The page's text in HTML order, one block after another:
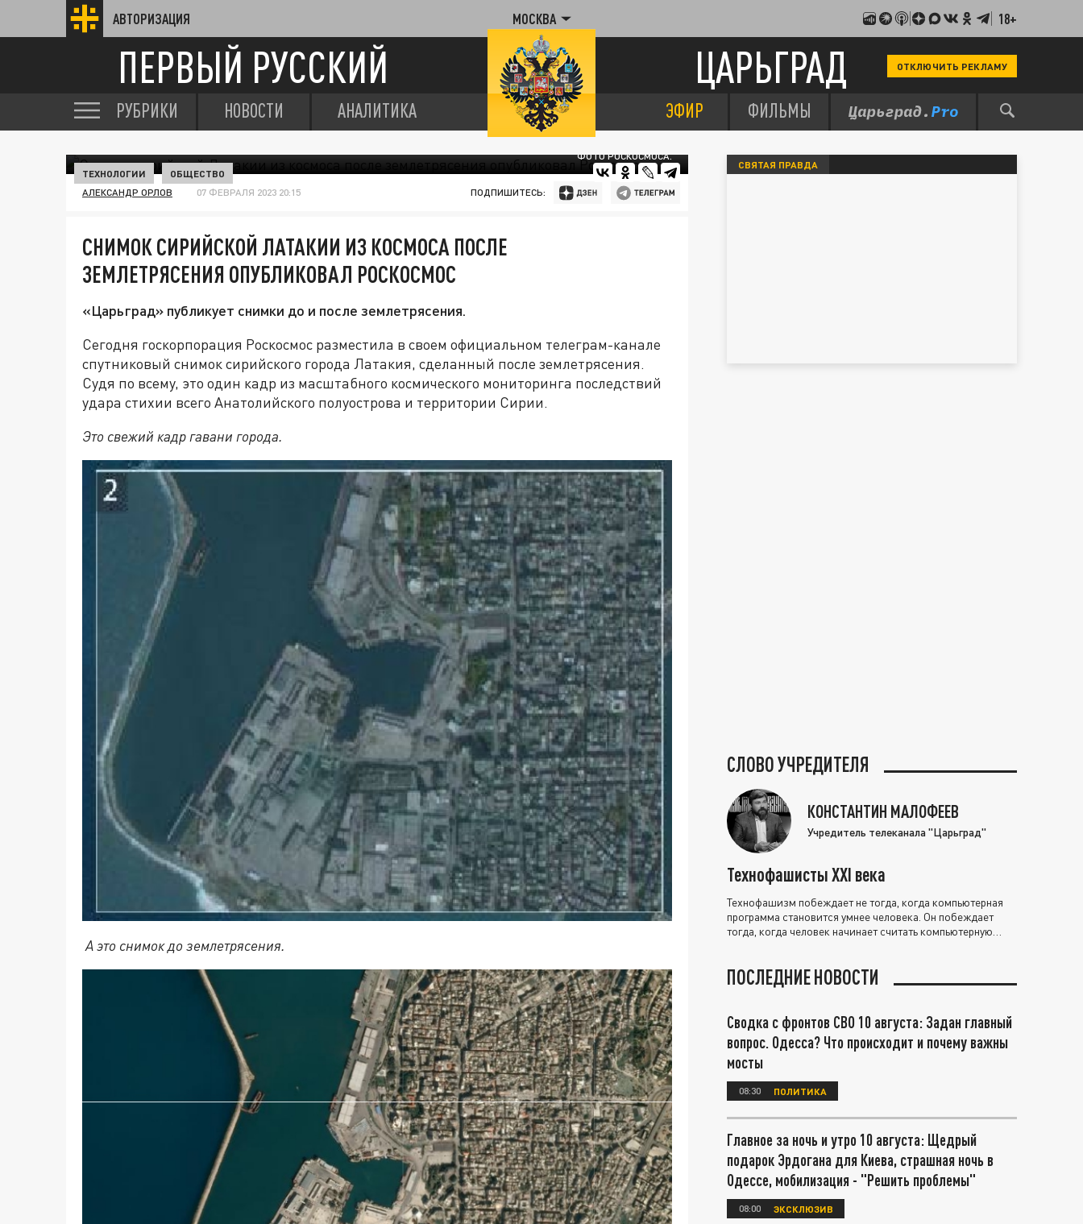
АВТОРИЗАЦИЯ МОСКВА 18+
ПЕРВЫЙ РУССКИЙ ЦАРЬГРАД ОТКЛЮЧИТЬ РЕКЛАМУ
РУБРИКИ НОВОСТИ АНАЛИТИКА ЭФИР ФИЛЬМЫ
ФОТО РОСКОСМОСА.
ТЕХНОЛОГИИ ОБЩЕСТВО
АЛЕКСАНДР ОРЛОВ 07 ФЕВРАЛЯ 2023 20:15 ПОДПИШИТЕСЬ:
СНИМОК СИРИЙСКОЙ ЛАТАКИИ ИЗ КОСМОСА ПОСЛЕ
ЗЕМЛЕТРЯСЕНИЯ ОПУБЛИКОВАЛ РОСКОСМОС
«Царьград» публикует снимки до и после землетрясения.
Сегодня госкорпорация Роскосмос разместила в своем официальном телеграм-канале
спутниковый снимок сирийского города Латакия, сделанный после землетрясения.
Судя по всему, это один кадр из масштабного космического мониторинга последствий
удара стихии всего Анатолийского полуострова и территории Сирии.
Это свежий кадр гавани города.
А это снимок до землетрясения.
СВЯТАЯ ПРАВДА
СЛОВО УЧРЕДИТЕЛЯ
КОНСТАНТИН МАЛОФЕЕВ
Учредитель телеканала "Царьград"
Технофашисты XXI века
Технофашизм побеждает не тогда, когда компьютерная
программа становится умнее человека. Он побеждает
тогда, когда человек начинает считать компьютерную
ПОСЛЕДНИЕ НОВОСТИ
Сводка с фронтов СВО 10 августа: Задан главный
вопрос. Одесса? Что происходит и почему важны
мосты
08:30 ПОЛИТИКА
Главное за ночь и утро 10 августа: Щедрый
подарок Эрдогана для Киева, страшная ночь в
Одессе, мобилизация - "Решить проблемы"
08:00 ЭКСКЛЮЗИВ